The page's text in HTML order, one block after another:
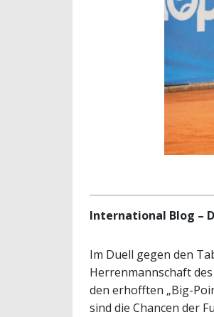
International Blog –
Im Duell gegen den
Herrenmannschaft des
den erhofften „Big-
sind die Chancen der